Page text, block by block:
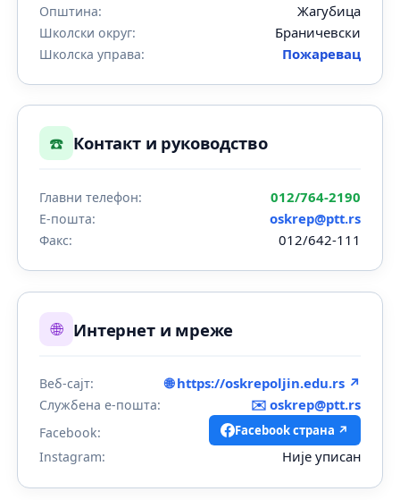
Општина: Жагубица
Школски округ: Браничевски
Школска управа: Пожаревац
☎️ Контакт и руководство
Главни телефон: 012/764-2190
Е-пошта: oskrep@ptt.rs
Факс: 012/642-111
🌐 Интернет и мреже
Веб-сајт: 🌐 https://oskrepoljin.edu.rs ↗
Службена е-пошта: ✉️ oskrep@ptt.rs
Facebook: Facebook страна ↗
Instagram: Није уписан